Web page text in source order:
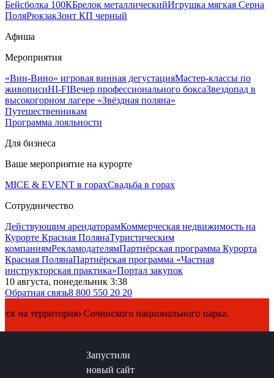
Бейсболка 100КБрелок металлическийИгрушка мягкая Серна
ПоляРюкзакЗонт КП черный
Афиша
Мероприятия
«Вин-Вино» игровая винная дегустацияМастер-классы по
живописиHI-FIВечер профессионального боксаЗвездопад в
высокогорном лагере «Звёздная поляна»
Путешественникам
Программа лояльности
Для бизнеса
Ваше мероприятие на курорте
MICE & EVENT в горахСвадьба в горах
Сотрудничество
Действующим арендаторамКоммерческая недвижимость на
Курорте Красная ПолянаТуристическим
компаниямРекламодателямПартнёрская программа Курорта
Красная ПолянаПартнёрская программа «Частная
инструкторская практика»Портал закупок
10 августа, понедельник 3:38
Обратная связь8 800 550 20 20
Сочинского национального парка.
Запустили
новый сайт